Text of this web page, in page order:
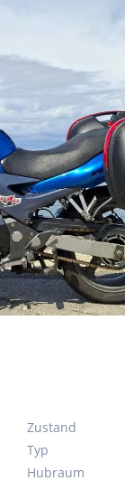
Zustand
Typ
Hubraum